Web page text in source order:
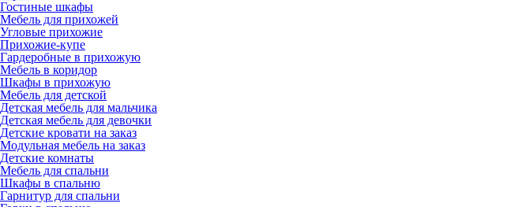
Гостиные шкафы
Мебель для прихожей
Угловые прихожие
Прихожие-купе
Гардеробные в прихожую
Мебель в коридор
Шкафы в прихожую
Мебель для детской
Детская мебель для мальчика
Детская мебель для девочки
Детские кровати на заказ
Модульная мебель на заказ
Детские комнаты
Мебель для спальни
Шкафы в спальню
Гарнитур для спальни